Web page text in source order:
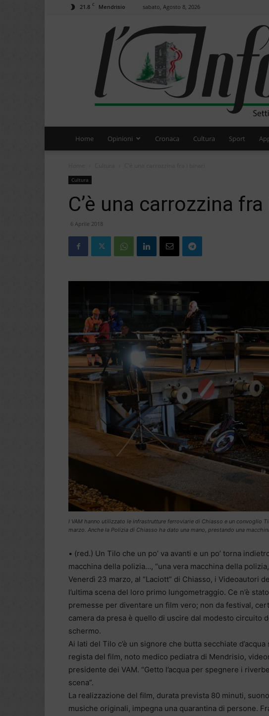
21.8 C Mendrisio sabato, Agosto 8, 2026
Home Opinioni Cronaca Cultura Sport
Cultura
C’è una carrozzina
6 Aprile 2018
I VAM hanno utilizzato le infrastrutture ferroviarie di Chiasso e un convoglio
marzo. Anche la Polizia di Chiasso ha dato una mano, prestando una
• (red.) Un Tilo che un po’ va avanti e un po’ torna
macchina della polizia…, “una vera macchina della
Venerdì 23 marzo, al “Laciott” di Chiasso, i Videoautori
l’ultima scena del loro primo lungometraggio. Ce n’è
premesse per diventare un film vero; non da festival,
camera da presa è quello di uscire dal modesto circuito
schermo.
Ai lati del Tilo c’è un signore che butta secchiate
regista del film, noto medico pediatra di Mendrisio,
presidente dei VAM. “Getto l’acqua per spegnere i
scena”.
La realizzazione del film, durata prevista 80 minuti,
musiche originali, impegna una quarantina di persone.